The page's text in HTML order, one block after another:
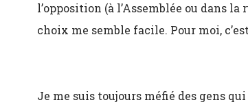
l’opposition (à l’Assemblée ou dans
choix me semble facile. Pour moi,
Je me suis toujours méfié des gens